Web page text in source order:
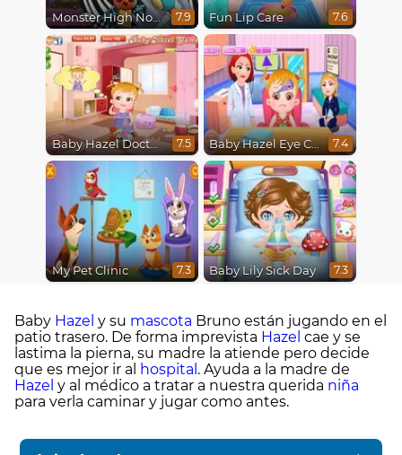
Monster High Nose Doctor 7.9 Fun Lip Care 7.6
Baby Hazel Doctor Play 7.5 Baby Hazel Eye Care 7.4
My Pet Clinic 7.3 Baby Lily Sick Day 7.3
Baby Hazel y su mascota Bruno están jugando en el
patio trasero. De forma imprevista Hazel cae y se
lastima la pierna, su madre la atiende pero decide
que es mejor ir al hospital . Ayuda a la madre de
Hazel y al médico a tratar a nuestra querida niña
para verla caminar y jugar como antes.